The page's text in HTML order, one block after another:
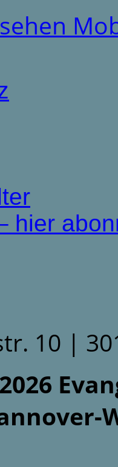
hier
10 |
2026